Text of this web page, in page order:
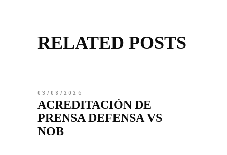
RELATED POSTS
03/08/2026
ACREDITACIÓN DE
PRENSA DEFENSA VS
NOB